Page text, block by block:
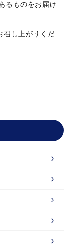
るものをお届け
し上がりくだ